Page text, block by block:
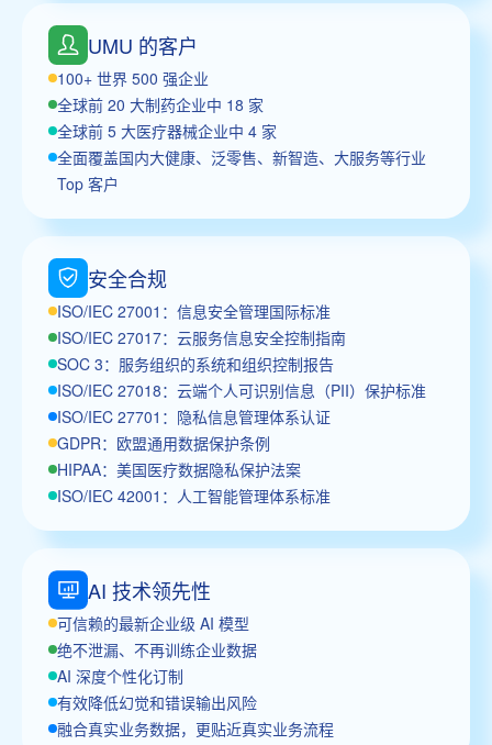
UMU 的客户
100+ 世界 500 强企业
全球前 20 大制药企业中 18 家
全球前 5 大医疗器械企业中 4 家
全面覆盖国内大健康、泛零售、新智造、大服务等行业
Top 客户
安全合规
ISO/IEC 27001：信息安全管理国际标准
ISO/IEC 27017：云服务信息安全控制指南
SOC 3：服务组织的系统和组织控制报告
ISO/IEC 27018：云端个人可识别信息（PII）保护标准
ISO/IEC 27701：隐私信息管理体系认证
GDPR：欧盟通用数据保护条例
HIPAA：美国医疗数据隐私保护法案
ISO/IEC 42001：人工智能管理体系标准
AI 技术领先性
可信赖的最新企业级 AI 模型
绝不泄漏、不再训练企业数据
AI 深度个性化订制
有效降低幻觉和错误输出风险
融合真实业务数据，更贴近真实业务流程